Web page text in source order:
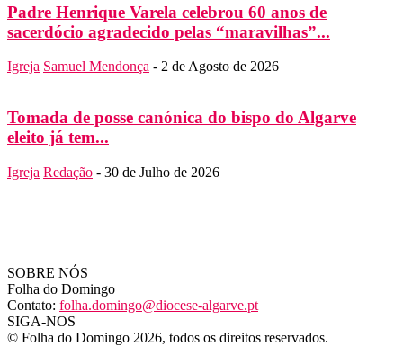
Padre Henrique Varela celebrou 60 anos de
sacerdócio agradecido pelas “maravilhas”...
Igreja Samuel Mendonça - 2 de Agosto de 2026
Tomada de posse canónica do bispo do Algarve
eleito já tem...
Igreja Redação - 30 de Julho de 2026
SOBRE NÓS
Folha do Domingo
Contato: folha.domingo@diocese-algarve.pt
SIGA-NOS
© Folha do Domingo 2026, todos os direitos reservados.